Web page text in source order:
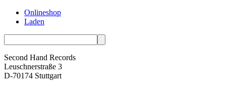
Onlineshop
Laden
Second Hand Records
Leuschnerstraße 3
D-70174 Stuttgart